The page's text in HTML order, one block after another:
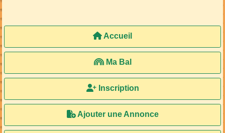
Accueil
Ma Bal
Inscription
Ajouter une Annonce